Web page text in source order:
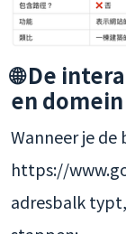
🌐 De
en domein
Wanneer je
https://
adresbalk